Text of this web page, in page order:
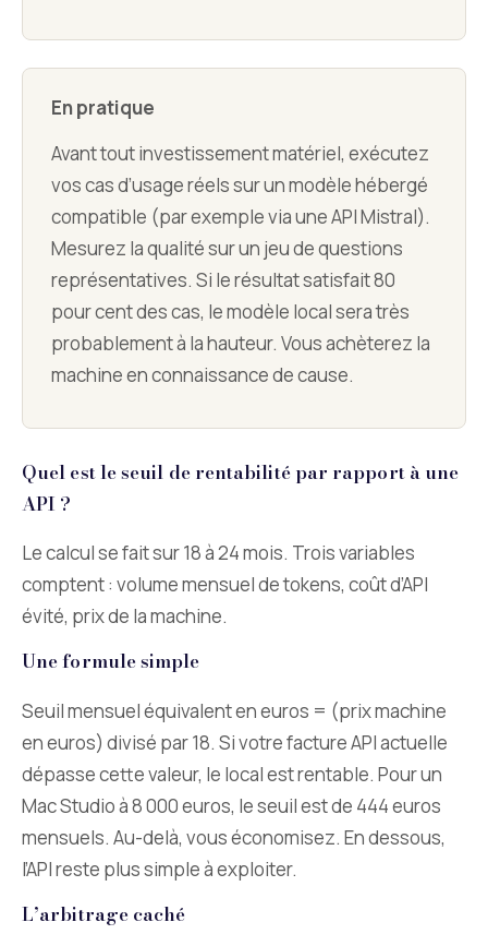
En pratique
Avant tout investissement matériel, exécutez
vos cas d’usage réels sur un modèle hébergé
compatible (par exemple via une API Mistral).
Mesurez la qualité sur un jeu de questions
représentatives. Si le résultat satisfait 80
pour cent des cas, le modèle local sera très
probablement à la hauteur. Vous achèterez la
machine en connaissance de cause.
Quel est le seuil de rentabilité par rapport à une
API ?
Le calcul se fait sur 18 à 24 mois. Trois variables
comptent : volume mensuel de tokens, coût d’API
évité, prix de la machine.
Une formule simple
Seuil mensuel équivalent en euros = (prix machine
en euros) divisé par 18. Si votre facture API actuelle
dépasse cette valeur, le local est rentable. Pour un
Mac Studio à 8 000 euros, le seuil est de 444 euros
mensuels. Au-delà, vous économisez. En dessous,
l’API reste plus simple à exploiter.
L’arbitrage caché